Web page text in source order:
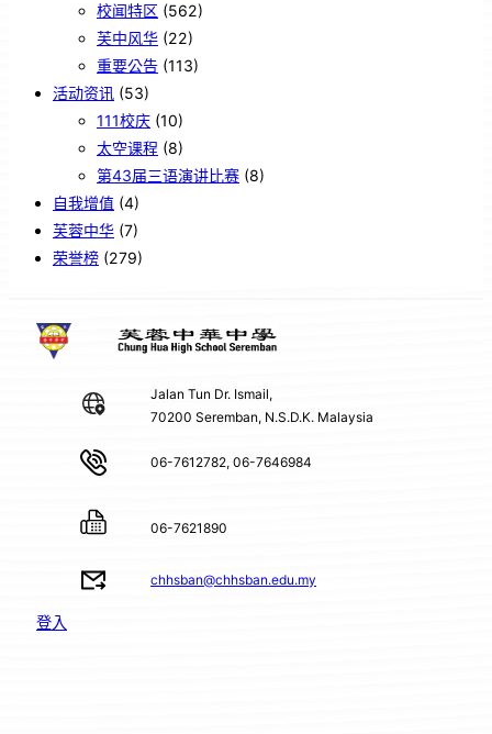
校闻特区 (562)
芙中风华 (22)
重要公告 (113)
活动资讯 (53)
111校庆 (10)
太空课程 (8)
第43届三语演讲比赛 (8)
自我增值 (4)
芙蓉中华 (7)
荣誉榜 (279)
Jalan Tun Dr. Ismail,
70200 Seremban, N.S.D.K. Malaysia
06-7612782, 06-7646984
06-7621890
chhsban@chhsban.edu.my
登入